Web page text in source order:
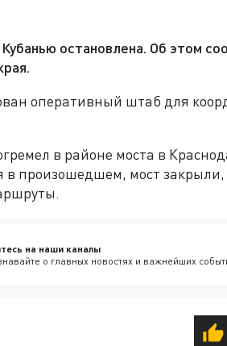
остановлена. Об этом
оперативный штаб для
в районе моста в
в произошедшем, мост закрыли,
на наши каналы
о главных новостях и важнейших